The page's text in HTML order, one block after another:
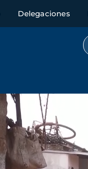
Delegaciones